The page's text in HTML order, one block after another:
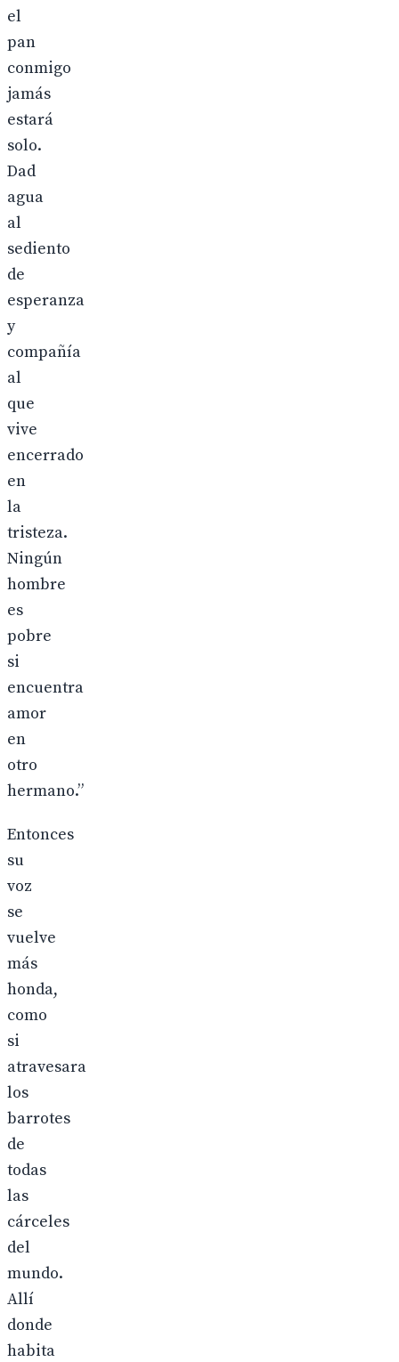
el
pan
conmigo
jamás
estará
solo.
Dad
agua
al
sediento
de
esperanza
y
compañía
al
que
vive
encerrado
en
la
tristeza.
Ningún
hombre
es
pobre
si
encuentra
amor
en
otro
hermano.”
Entonces
su
voz
se
vuelve
más
honda,
como
si
atravesara
los
barrotes
de
todas
las
cárceles
del
mundo.
Allí
donde
habita